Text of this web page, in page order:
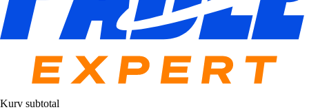
Kurv subtotal